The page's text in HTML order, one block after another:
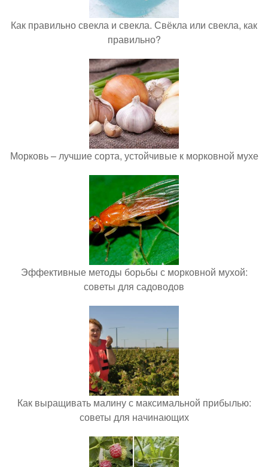
Как правильно свекла и свекла. Свёкла или свекла, как
правильно?
Морковь – лучшие сорта, устойчивые к морковной мухе
Эффективные методы борьбы с морковной мухой:
советы для садоводов
Как выращивать малину с максимальной прибылью:
советы для начинающих